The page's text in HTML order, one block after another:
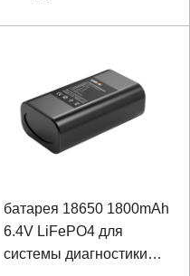
батарея 18650 1800mAh
6.4V LiFePO4 для
системы диагностики